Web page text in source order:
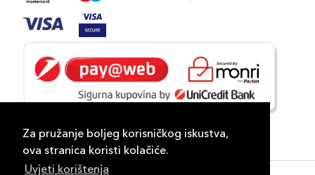
Za pružanje boljeg korisničkog iskustva,
ova stranica koristi kolačiće.
Uvjeti korištenja